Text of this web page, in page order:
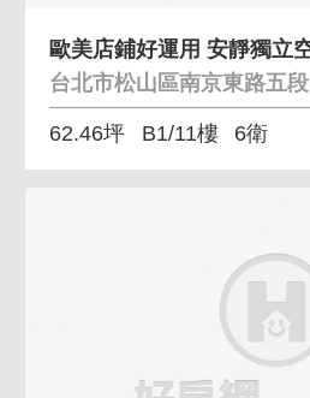
台北市松山區南京東路五段
62.46坪 B1/11樓 6衛